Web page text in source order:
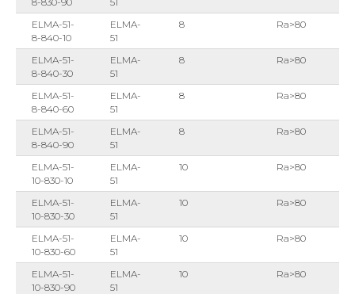
ELMA-51-
8-840-10
ELMA-
51
8 Ra>80
ELMA-51-
8-840-30
ELMA-
51
8 Ra>80
ELMA-51-
8-840-60
ELMA-
51
8 Ra>80
ELMA-51-
8-840-90
ELMA-
51
8 Ra>80
ELMA-51-
10-830-10
ELMA-
51
10 Ra>80
ELMA-51-
10-830-30
ELMA-
51
10 Ra>80
ELMA-51-
10-830-60
ELMA-
51
10 Ra>80
ELMA-51-
10-830-90
ELMA-
51
10 Ra>80